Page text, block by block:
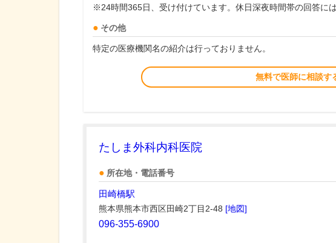
※24時間365日、受け付けています。休日深夜時間帯の回答に
その他
特定の医療機関名の紹介は行っておりません。
無料で医師に相談す
たしま外科内科医院
所在地・電話番号
田崎橋駅
熊本県熊本市西区田崎2丁目2-48 [地図]
096-355-6900